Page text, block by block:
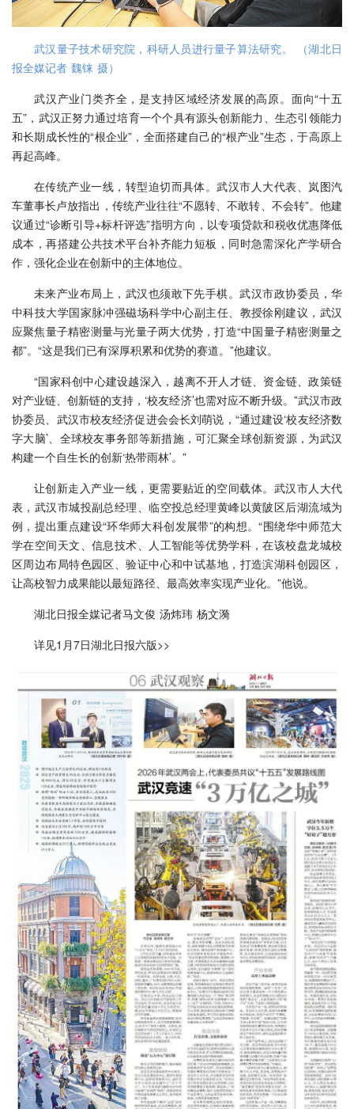
武汉量子技术研究院，科研人员进行量子算法研究。 （湖北日
报全媒记者 魏铼 摄）
武汉产业门类齐全，是支持区域经济发展的高原。面向“十五
五”，武汉正努力通过培育一个个具有源头创新能力、生态引领能力
和长期成长性的“根企业”，全面搭建自己的“根产业”生态，于高原上
再起高峰。
在传统产业一线，转型迫切而具体。武汉市人大代表、岚图汽
车董事长卢放指出，传统产业往往“不愿转、不敢转、不会转”。他建
议通过“诊断引导+标杆评选”指明方向，以专项贷款和税收优惠降低
成本，再搭建公共技术平台补齐能力短板，同时急需深化产学研合
作，强化企业在创新中的主体地位。
未来产业布局上，武汉也须敢下先手棋。武汉市政协委员，华
中科技大学国家脉冲强磁场科学中心副主任、教授徐刚建议，武汉
应聚焦量子精密测量与光量子两大优势，打造“中国量子精密测量之
都”。“这是我们已有深厚积累和优势的赛道。”他建议。
“国家科创中心建设越深入，越离不开人才链、资金链、政策链
对产业链、创新链的支持，‘校友经济’也需对应不断升级。”武汉市政
协委员、武汉市校友经济促进会会长刘萌说，“通过建设‘校友经济数
字大脑’、全球校友事务部等新措施，可汇聚全球创新资源，为武汉
构建一个自生长的创新‘热带雨林’。”
让创新走入产业一线，更需要贴近的空间载体。武汉市人大代
表，武汉市城投副总经理、临空投总经理黄峰以黄陂区后湖流域为
例，提出重点建设“环华师大科创发展带”的构想。“围绕华中师范大
学在空间天文、信息技术、人工智能等优势学科，在该校盘龙城校
区周边布局特色园区、验证中心和中试基地，打造滨湖科创园区，
让高校智力成果能以最短路径、最高效率实现产业化。”他说。
湖北日报全媒记者马文俊 汤炜玮 杨文漪
详见1月7日湖北日报六版>>